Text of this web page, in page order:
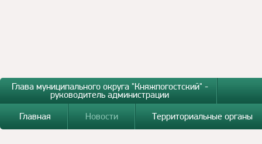
Глава муниципального округа "Княжпогостский" -
руководитель администрации
Главная
Новости Территориальные органы